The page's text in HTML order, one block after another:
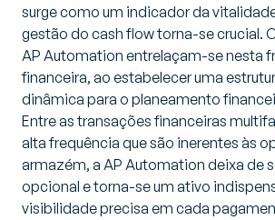
surge como um indicador da
gestão do cash flow torna-se crucial.
AP Automation entrelaçam-se nesta
financeira, ao estabelecer uma
dinâmica para o planeamento
Entre as transações financeiras
alta frequência que são inerentes às
armazém, a AP Automation deixa de
opcional e torna-se um ativo
visibilidade precisa em cada